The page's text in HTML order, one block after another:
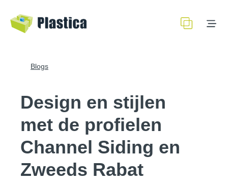
Blogs
Design en stijlen
met de profielen
Channel Siding en
Zweeds Rabat